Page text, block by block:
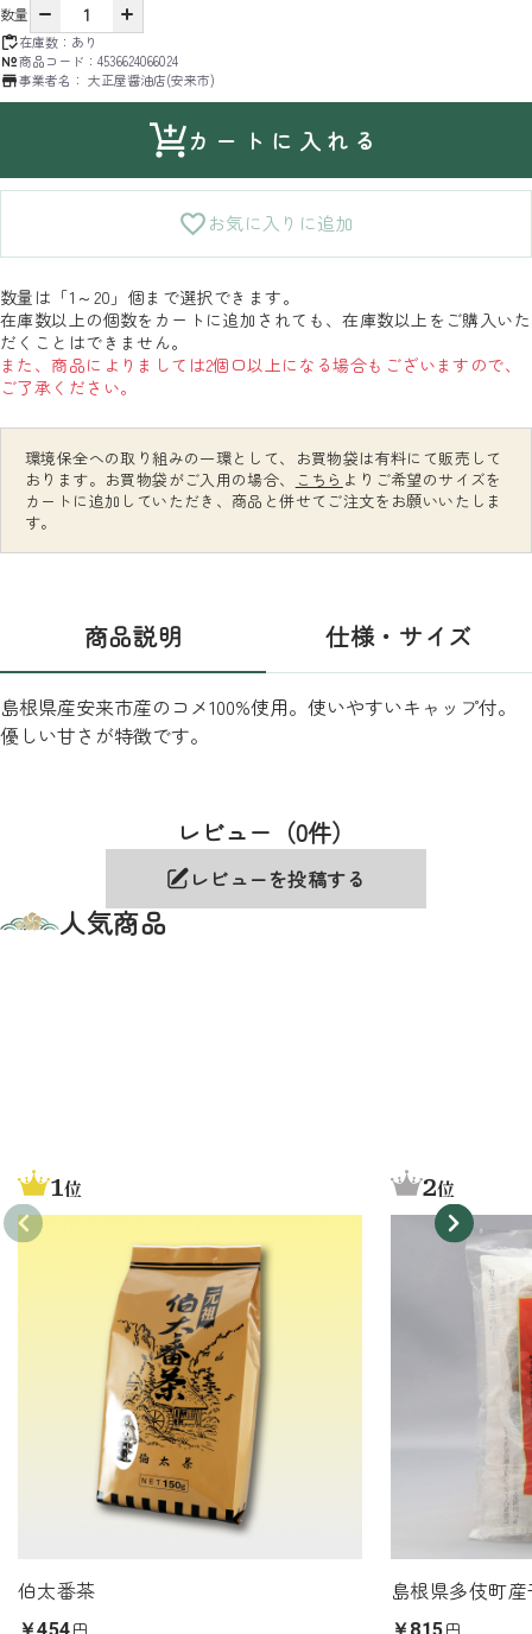
数量
在庫数： あり
商品コード： 4536624066024
事業者名： 大正屋醤油店(安来市)
カートに入れる
お気に入りに追加
数量は「1～20」個まで選択できます。
在庫数以上の個数をカートに追加されても、在庫数以上をご購入いた
だくことはできません。
また、商品によりましては2個口以上になる場合もございますので、
ご了承ください。
環境保全への取り組みの一環として、お買物袋は有料にて販売して
おります。お買物袋がご入用の場合、
こちら よりご希望のサイズを
カートに追加していただき、商品と併せてご注文をお願いいたしま
す。
商品説明 仕様・サイズ
島根県産安来市産のコメ100%使用。使いやすいキャップ付。
優しい甘さが特徴です。
レビュー（0件）
レビューを投稿する
人気商品
1位
伯太番茶
2位
島根県多伎町